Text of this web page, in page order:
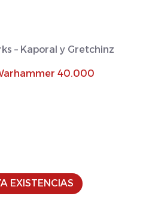
– Kaporal y Gretchinz
40.000
EXISTENCIAS